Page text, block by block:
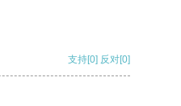
支持[0] 反对[0]